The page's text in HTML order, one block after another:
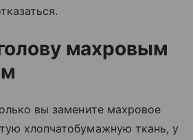
махровым
вы замените махровое
хлопчатобумажную ткань, у